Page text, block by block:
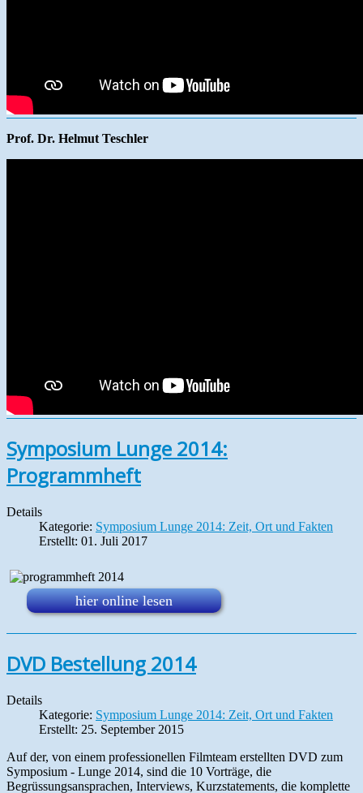
Prof. Dr. Helmut Teschler
Symposium Lunge 2014:
Programmheft
Details
Kategorie: Symposium Lunge 2014: Zeit, Ort und Fakten
Erstellt: 01. Juli 2017
hier online lesen
DVD Bestellung 2014
Details
Kategorie: Symposium Lunge 2014: Zeit, Ort und Fakten
Erstellt: 25. September 2015
Auf der, von einem professionellen Filmteam erstellten DVD zum
Symposium - Lunge 2014, sind die 10 Vorträge, die
Begrüssungsansprachen, Interviews, Kurzstatements, die komplette